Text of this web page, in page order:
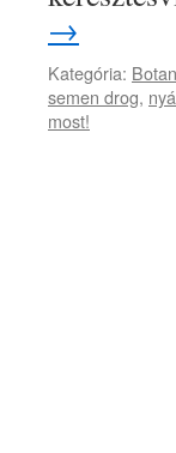
→
Kategória:
semen drog,
most!